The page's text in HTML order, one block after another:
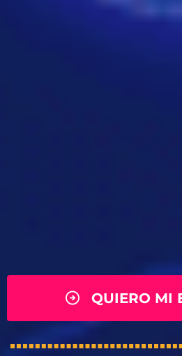
QUIERO MI